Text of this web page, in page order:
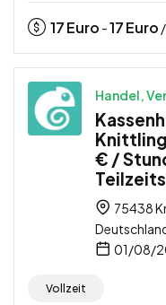
17Euro -17Euro
Handel,
€ /
75438
01/08/
Vollzeit